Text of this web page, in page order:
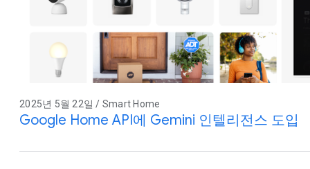
2025년 5월 22일 / Smart Home
Google Home API에 Gemini 인텔리전스 도입